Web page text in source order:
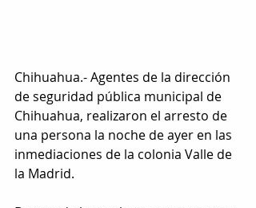
Chihuahua.- Agentes de la dirección
de seguridad pública municipal de
Chihuahua, realizaron el arresto de
una persona la noche de ayer en las
inmediaciones de la colonia Valle de
la Madrid.